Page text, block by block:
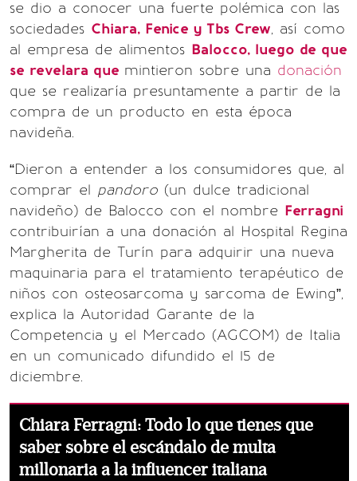
se dio a conocer una fuerte polémica con las
sociedades Chiara, Fenice y Tbs Crew, así como
al empresa de alimentos Balocco, luego de que
se revelara que mintieron sobre una donación
que se realizaría presuntamente a partir de la
compra de un producto en esta época
navideña.
“Dieron a entender a los consumidores que, al
comprar el pandoro (un dulce tradicional
navideño) de Balocco con el nombre Ferragni
contribuirían a una donación al Hospital Regina
Margherita de Turín para adquirir una nueva
maquinaria para el tratamiento terapéutico de
niños con osteosarcoma y sarcoma de Ewing”,
explica la Autoridad Garante de la
Competencia y el Mercado (AGCOM) de Italia
en un comunicado difundido el 15 de
diciembre.
Chiara Ferragni: Todo lo que tienes que
saber sobre el escándalo de multa
millonaria a la influencer italiana